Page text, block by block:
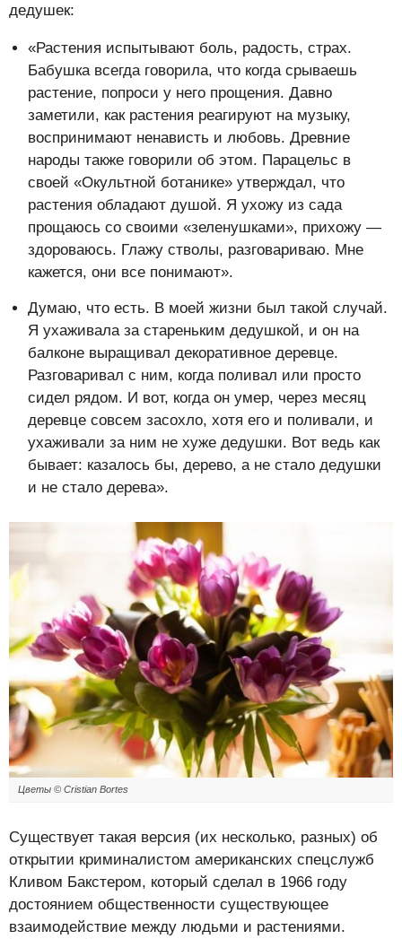
дедушек:
«Растения испытывают боль, радость, страх.
Бабушка всегда говорила, что когда срываешь
растение, попроси у него прощения. Давно
заметили, как растения реагируют на музыку,
воспринимают ненависть и любовь. Древние
народы также говорили об этом. Парацельс в
своей «Окультной ботанике» утверждал, что
растения обладают душой. Я ухожу из сада
прощаюсь со своими «зеленушками», прихожу —
здороваюсь. Глажу стволы, разговариваю. Мне
кажется, они все понимают».
Думаю, что есть. В моей жизни был такой случай.
Я ухаживала за стареньким дедушкой, и он на
балконе выращивал декоративное деревце.
Разговаривал с ним, когда поливал или просто
сидел рядом. И вот, когда он умер, через месяц
деревце совсем засохло, хотя его и поливали, и
ухаживали за ним не хуже дедушки. Вот ведь как
бывает: казалось бы, дерево, а не стало дедушки
и не стало дерева».
Цветы © Cristian Bortes
Существует такая версия (их несколько, разных) об
открытии криминалистом американских спецслужб
Кливом Бакстером, который сделал в 1966 году
достоянием общественности существующее
взаимодействие между людьми и растениями.